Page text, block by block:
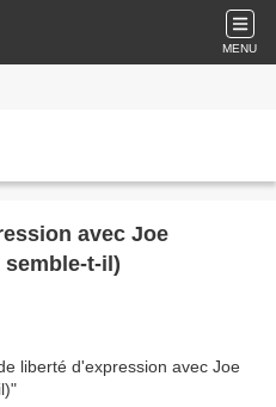
MENU
avec Joe
semble-t-il)